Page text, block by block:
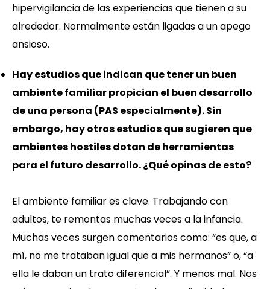
hipervigilancia de las experiencias que tienen a su
alrededor. Normalmente están ligadas a un apego
ansioso.
Hay estudios que indican que tener un buen
ambiente familiar propician el buen desarrollo
de una persona (PAS especialmente). Sin
embargo, hay otros estudios que sugieren que
ambientes hostiles dotan de herramientas
para el futuro desarrollo. ¿Qué opinas de esto?
El ambiente familiar es clave. Trabajando con
adultos, te remontas muchas veces a la infancia.
Muchas veces surgen comentarios como: “es que, a
mí, no me trataban igual que a mis hermanos” o, “a
ella le daban un trato diferencial”. Y menos mal. Nos